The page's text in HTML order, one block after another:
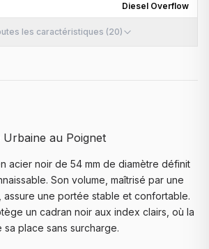
Diesel Overflow
les caractéristiques (20)
au Poignet
acier noir de 54 mm de diamètre définit
Son volume, maîtrisé par une
assure une portée stable et confortable.
un cadran noir aux index clairs, où la
place sans surcharge.